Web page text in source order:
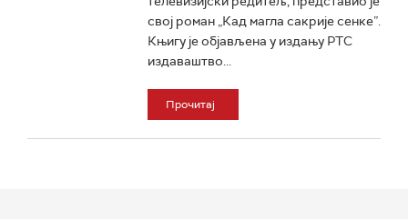
свој роман „Кад магла сакрије сенке”.
Књигу је објављена у издању РТС
издаваштво...
Прочитај